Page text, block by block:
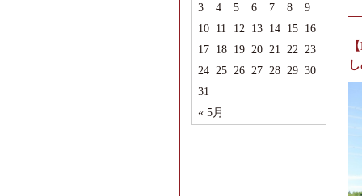
« 5月
3
4 5 6 7 8
9
10 11 12 13 14 15 16
17 18 19 20 21 22 23
24 25 26 27 28 29 30
31